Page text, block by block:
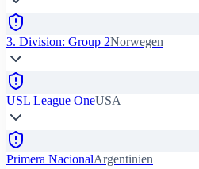
3. Division: Group 2Norwegen
USL League OneUSA
Primera NacionalArgentinien